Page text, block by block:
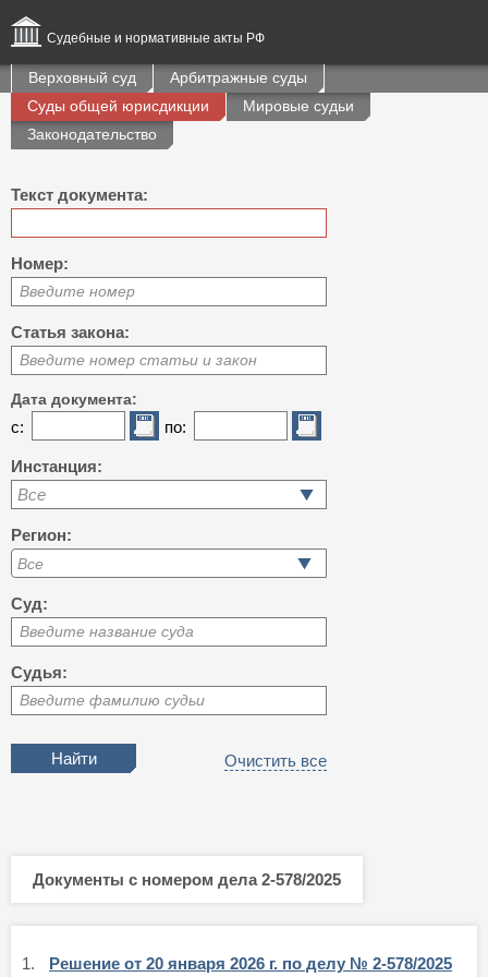
Судебные и нормативные акты РФ
Верховный суд
Арбитражные суды
Суды общей юрисдикции
Мировые судьи
Законодательство
Текст документа:
Номер:
Введите номер
Статья закона:
Введите номер статьи и закон
Дата документа:
с: по:
Инстанция:
Все
Регион:
Суд:
Введите название суда
Судья:
Введите фамилию судьи
Очистить все
Документы с номером дела 2-578/2025
1. Решение от 20 января 2026 г. по делу № 2-578/2025